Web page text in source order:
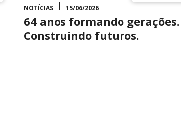
NOTÍCIAS 15/06/2026
64 anos formando gerações.
Construindo futuros.